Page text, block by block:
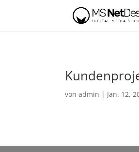
vonadmin | Jan. 12,